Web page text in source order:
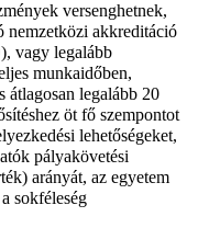
versenghetnek,
nemzetközi akkreditáció
vagy legalább
munkaidőben,
átlagosan legalább 20
öt fő szempontot
lehetőségeket,
pályakövetési
arányát, az egyetem
sokféleség